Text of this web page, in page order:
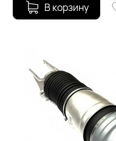
В корзину